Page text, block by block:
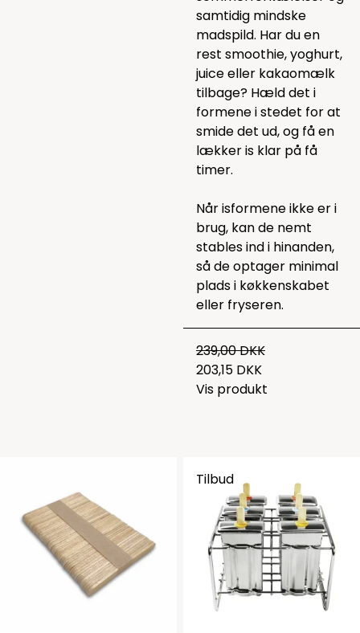
samtidig mindske
madspild. Har du en
rest smoothie, yoghurt,
juice eller kakaomælk
tilbage? Hæld det i
formene i stedet for at
smide det ud, og få en
lækker is klar på få
timer.
Når isformene ikke er i
brug, kan de nemt
stables ind i hinanden,
så de optager minimal
plads i køkkenskabet
eller fryseren.
239,00 DKK
203,15 DKK
Vis produkt
Tilbud